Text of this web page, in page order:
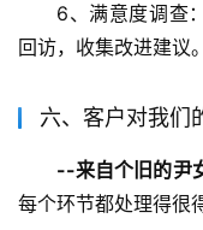
6、满意度调查
回访，收集改进建议。
六、客户对我们
--来自个旧的尹
每个环节都处理得很